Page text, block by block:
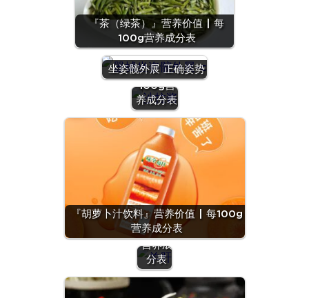
『茶（绿茶）』营养价值 | 每
100g营养成分表
坐姿髋外展 正确姿势
『沙拉
酱』营养
价值 | 每
100g营
养成分表
『胡萝卜汁饮料』营养价值 | 每100g
营养成分表
『羊
肝』营
养价值
| 每
100g
营养成
分表